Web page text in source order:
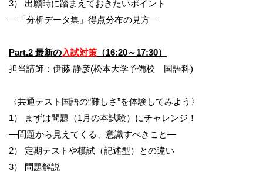
3） 出願時に踏まえておきたいポイント
―「分析データ集」得点分布の見方―
Part.2 最新の入試対策 （16:20～17:30）
担当講師：伊藤 静彦(松本大学予備校 国語科)
〈共通テスト国語の“難しさ”を体験してみよう〉
1） まずは問題（1月の本試験）にチャレンジ！
―問題から見えてくる、意識すべきこと―
2） 定期テストや模試（記述型）との違い
3） 問題解説